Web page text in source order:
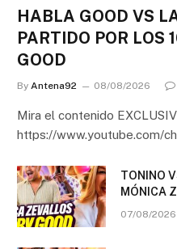
HABLA GOOD VS
PARTIDO POR LOS
GOOD
By Antena92 08/08/2026
Mira el contenido
https://www.youtube.com/
TONINO
MÓNICA
07/08/2026